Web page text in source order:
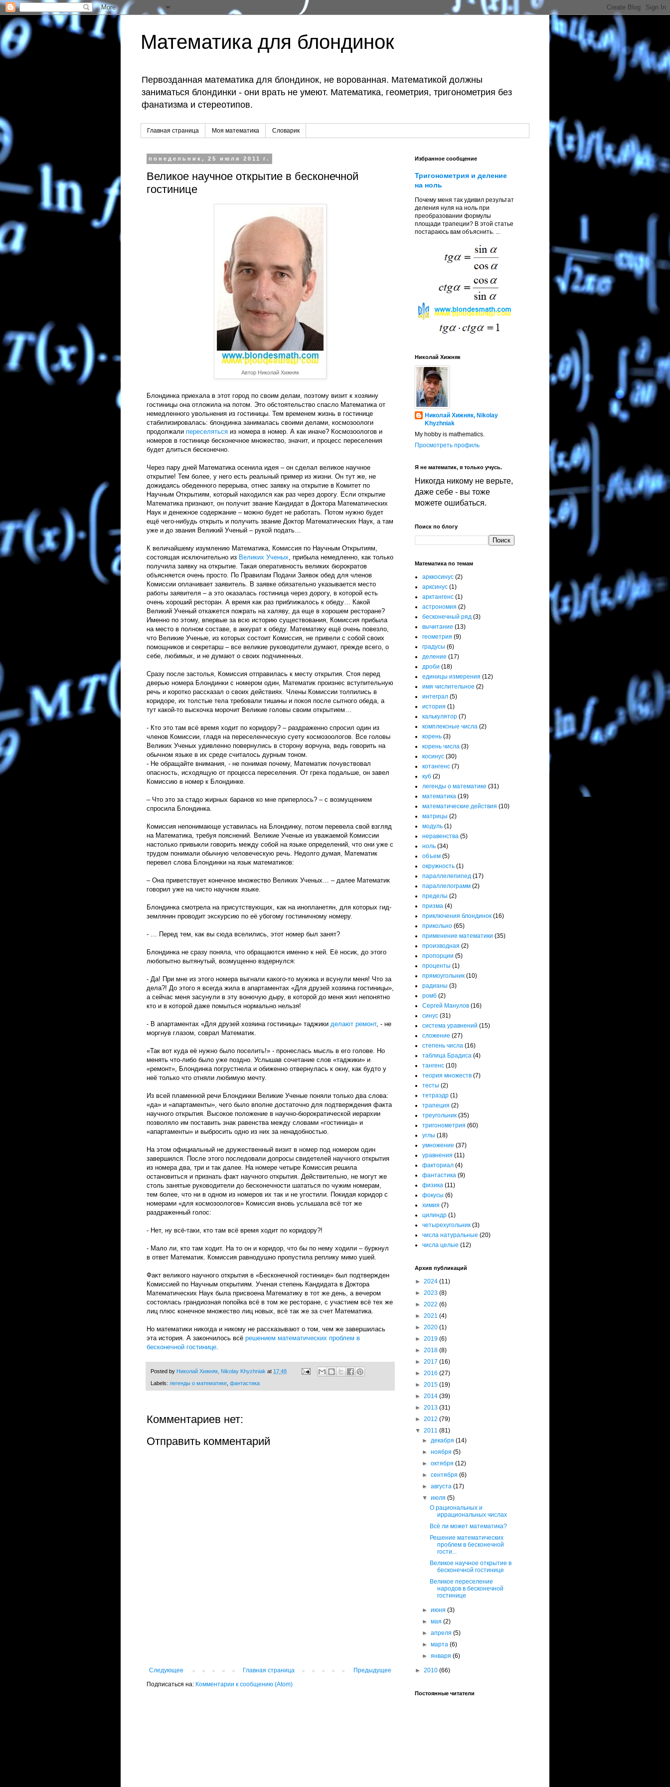
Математика для блондинок
Первозданная математика для блондинок, не ворованная. Математикой должны
заниматься блондинки - они врать не умеют. Математика, геометрия, тригонометрия без
фанатизма и стереотипов.
Главная страница Моя математика Словарик
понедельник, 25 июля 2011 г.
Великое научное открытие в бесконечной
гостинице
Автор Николай Хижняк
Блондинка приехала в этот город по своим делам, поэтому визит к хозяину
гостиницы она отложила на потом. Это обстоятельство спасло Математика от
немедленного увольнения из гостиницы. Тем временем жизнь в гостинице
стабилизировалась: блондинка занималась своими делами, космозоологи
продолжали переселяться из номера в номер. А как иначе? Космозоологов и
номеров в гостинице бесконечное множество, значит, и процесс переселения
будет длиться бесконечно.
Через пару дней Математика осенила идея – он сделал великое научное
открытие! Тем более, у него есть реальный пример из жизни. Он тут же, не
дожидаясь обеденного перерыва, отнес заявку на открытие в Комитет по
Научным Открытиям, который находился как раз через дорогу. Если открытие
Математика признают, он получит звание Кандидат в Доктора Математических
Наук и денежное содержание – можно будет не работать. Потом нужно будет
ещё чего-нибудь открыть и получить звание Доктор Математических Наук, а там
уже и до звания Великий Ученый – рукой подать…
К величайшему изумлению Математика, Комиссия по Научным Открытиям,
состоящая исключительно из Великих Ученых , прибыла немедленно, как только
получила заявку на открытие. Такая оперативность великих бюрократов
объясняется очень просто. По Правилам Подачи Заявок обед для членов
Комиссии оплачивает заявитель. В заявке обязательно указывается место
работы заявителя – а это оказалась гостиница через дорогу, в которой есть
очень хороший ресторан. А время как раз приближалось к обеду… Какой
Великий Ученый откажется пожрать на халяву, да еще в хорошем ресторане?
Именно по этому, впервые за всю историю существования, Комиссия прибыла
на место в полном составе, в аккурат к обеду. Математику ещё очень повезло,
что Великие Ученые, из которых состоит Комиссия, не привели с собой своих
помощников и секретарш – все великие руководители думают, прежде всего, о
себе, любимых, и не думают о своих подчиненных.
Сразу после застолья, Комиссия отправилась к месту открытия. Стоя перед
дверью номера Блондинки с номером один, Математик произнес вступительную
речь и коротко рассказал о своих действиях. Члены Комиссии толпились в
коридоре, их толстые тела требовали тишины и покоя после сытного обеда, а
тут какой-то выскочка морочит Великие головы своим открытием…
- Кто это там всё время ходит по коридору? – раздраженно спросил один из
членов Комиссии, гладя на переселенческую суету космозоологов. Все головы
Великих Ученых удивленно повернулись в сторону ворчуна, ведь говорить на
обычном языке в их среде считалось дурным тоном.
- Не обращайте внимания, - не понимая почему, Математик почувствовал
опасность, исходящую от процесса переселения. От греха подальше, он завел
Комиссию в номер к Блондинке.
– Что это за стадо жирных баранов ко мне приперлось? – с возмущением
спросила Блондинка.
Комиссия непонимающе уставилась на Блондинку, потом перевела свой взгляд
на Математика, требуя пояснений. Великие Ученые из уважаемой Комиссии
настолько привыкли говорить между собой на языке определений, что они уже с
трудом понимали обычную человеческую речь. Недолго думая, Математик
перевел слова Блондинки на язык математиков:
– Она приветствует конечное множество Великих Ученых… – далее Математик
говорил уже на чисто научном языке.
Блондинка смотрела на присутствующих, как на инопланетян, для которых гид-
землянин проводит экскурсию по её убогому гостиничному номеру.
- … Перед тем, как вы сюда вселились, этот номер был занят?
Блондинка не сразу поняла, что обращаются именно к ней. Её носик, до этого
любопытно вытянутый, возмущенно вздернулся:
- Да! При мне из этого номера выгнали какого-то мужика и всунули меня! Что за
дела?! До этого я всегда жила в апартаментах «Для друзей хозяина гостиницы»,
а сейчас меня засунули в эту вонючую дыру, в которой до меня жил непонятно
кто и в которой даже помыться нормально нельзя!
- В апартаментах «Для друзей хозяина гостиницы» таджики делают ремонт, - не
моргнув глазом, соврал Математик.
«Так вот куда её нужно было поселить!» - пронеслась мысль в его голове. Но
менять что-либо было уже поздно. Услышав сочетание слов «таджики» и
«ремонт», Блондинка погрустнела и обиженно отвернулась к окну, как будто у
неё только что отняли любимую мечту.
Из всей пламенной речи Блондинки Великие Ученые поняли только два слова:
«да» и «апартаменты», чего было вполне достаточно для подтверждения факта
научного открытия. Высокое положение в научно-бюрократической иерархии
позволяло им поставить знак равенства между словами «гостиница» и
«апартаменты» и выбросить одно из них за ненадобностью.
На этом официальный не дружественный визит в номер под номером один
завершился. После этого последовали допросы свидетелей научного открытия
из номера два, три и так далее. На номере четыре Комиссия решила
остановиться и признать факт научного открытия. Действительно, не могут же
столь занятые руководители до бесконечности шататься по чужим номерам,
тем более, что ни в одном из номеров их так и не угостили. Покидая коридор с
номерами «для космозоологов» Комиссия вновь услышала всё тот же
раздраженный голос:
- Нет, ну всё-таки, кто там всё время ходит по коридору?!
- Мало ли, кто там ходит. На то он и коридор, что бы по нему ходили – буркнул
в ответ Математик. Комиссия равнодушно пропустила реплику мимо ушей.
Факт великого научного открытия в «Бесконечной гостинице» был подтвержден
Комиссией по Научным открытиям. Ученая степень Кандидата в Доктора
Математических Наук была присвоена Математику в тот же день, а вечером
состоялась грандиозная попойка всё в том же ресторане, с участием всё тех же
лиц плюс конечное множество лиц новых, всё так же за счет Математика.
Но математики никогда и никому не рассказывают о том, чем же завершилась
эта история. А закончилось всё решением математических проблем в
бесконечной гостинице
Posted by Николай Хижняк, Nikolay Khyzhniak at 17:48
Labels: легенды о математике фантастика
Комментариев нет:
Отправить комментарий
Следующее Предыдущее
Главная страница
Подписаться на: Комментарии к сообщению (Atom)
Избранное сообщение
Тригонометрия и деление
на ноль
Почему меня так удивил результат
деления нуля на ноль при
преобразовании формулы
площади трапеции? В этой статье
постараюсь вам объяснить. ...
Николай Хижняк
Николай Хижняк, Nikolay
Khyzhniak
My hobby is mathematics.
Просмотреть профиль
Я не математик, я только учусь.
Никогда никому не верьте,
даже себе - вы тоже
можете ошибаться.
Поиск по блогу
Математика по темам
арккосинус (2)
арксинус (1)
арктангенс (1)
астрономия (2)
бесконечный ряд (3)
вычитание (13)
геометрия (9)
градусы (6)
деление (17)
дроби (18)
единицы измерения (12)
имя числительное (2)
интеграл (5)
история (1)
калькулятор (7)
комплексные числа (2)
корень (3)
корень числа (3)
косинус (30)
котангенс (7)
куб (2)
легенды о математике (31)
математика (19)
математические действия (10)
матрицы (2)
модуль (1)
неравенства (5)
ноль (34)
объем (5)
окружность (1)
параллелепипед (17)
параллелограмм (2)
пределы (2)
призма (4)
приключения блондинок (16)
прикольно (65)
применение математики (35)
производная (2)
пропорции (5)
проценты (1)
прямоугольник (10)
радианы (3)
ромб (2)
Сергей Манулов (16)
синус (31)
система уравнений (15)
сложение (27)
степень числа (16)
таблица Брадиса (4)
тангенс (10)
теория множеств (7)
тесты (2)
тетраэдр (1)
трапеция (2)
треугольник (35)
тригонометрия (60)
углы (18)
умножение (37)
уравнения (11)
факториал (4)
фантастика (9)
физика (11)
фокусы (6)
химия (7)
цилиндр (1)
четырехугольник (3)
числа натуральные (20)
числа целые (12)
Архив публикаций
► 2024 (11)
► 2023 (8)
► 2022 (6)
► 2021 (4)
► 2020 (1)
► 2019 (6)
► 2018 (8)
► 2017 (16)
► 2016 (27)
► 2015 (19)
► 2014 (39)
► 2013 (31)
► 2012 (79)
▼ 2011 (81)
►декабря(14)
►ноября(5)
►октября(12)
►сентября(6)
►августа(17)
▼июля(5)
О рациональных и
иррациональных числах
Всё ли может математика?
Решение математических
проблем в бесконечной
гости...
Великое научное открытие в
бесконечной гостинице
Великое переселение
народов в бесконечной
гостинице
►июня(3)
►мая(2)
►апреля(5)
►марта(6)
►января(6)
► 2010 (66)
Постоянные читатели